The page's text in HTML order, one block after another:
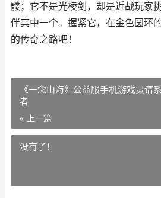
髅；它不是光棱剑，却是近战玩家
伴其中一个。握紧它，在金色圆环
的传奇之路吧！
《一念山海》公益服手机游戏灵谱
者
« 上一篇
没有了！